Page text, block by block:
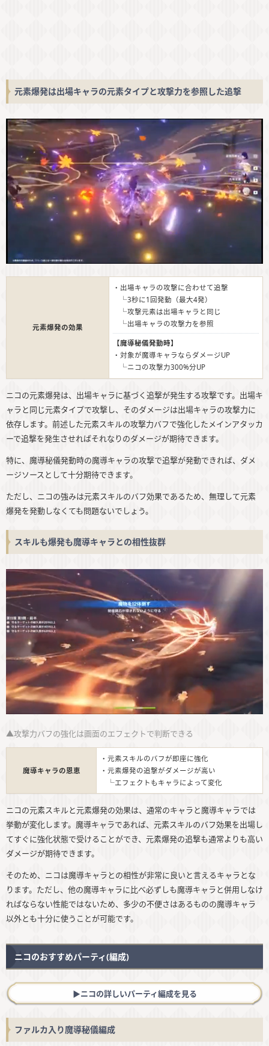
元素爆発は出場キャラの元素タイプと攻撃力を参照した追撃
元素爆発の効果
・出場キャラの攻撃に合わせて追撃
└3秒に1回発動（最大4発）
└攻撃元素は出場キャラと同じ
└出場キャラの攻撃力を参照
【魔導秘儀発動時】
・対象が魔導キャラならダメージUP
└ニコの攻撃力300%分UP
ニコの元素爆発は、出場キャラに基づく追撃が発生する攻撃です。出場キ
ャラと同じ元素タイプで攻撃し、そのダメージは出場キャラの攻撃力に
依存します。前述した元素スキルの攻撃力バフで強化したメインアタッカ
ーで追撃を発生させればそれなりのダメージが期待できます。
特に、魔導秘儀発動時の魔導キャラの攻撃で追撃が発動できれば、ダメ
ージソースとして十分期待できます。
ただし、ニコの強みは元素スキルのバフ効果であるため、無理して元素
爆発を発動しなくても問題ないでしょう。
スキルも爆発も魔導キャラとの相性抜群
▲攻撃力バフの強化は画面のエフェクトで判断できる
魔導キャラの恩恵
・元素スキルのバフが即座に強化
・元素爆発の追撃がダメージが高い
└エフェクトもキャラによって変化
ニコの元素スキルと元素爆発の効果は、通常のキャラと魔導キャラでは
挙動が変化します。魔導キャラであれば、元素スキルのバフ効果を出場し
てすぐに強化状態で受けることができ、元素爆発の追撃も通常よりも高い
ダメージが期待できます。
そのため、ニコは魔導キャラとの相性が非常に良いと言えるキャラとな
ります。ただし、他の魔導キャラに比べ必ずしも魔導キャラと併用しなけ
ればならない性能ではないため、多少の不便さはあるものの魔導キャラ
以外とも十分に使うことが可能です。
ニコのおすすめパーティ(編成)
▶︎ニコの詳しいパーティ編成を見る
ファルカ入り魔導秘儀編成